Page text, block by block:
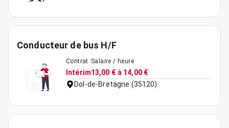
Conducteur de bus H/F
Contrat
Intérim
Salaire / heure
13,00 € à 14,00 €
Dol-de-Bretagne (35120)